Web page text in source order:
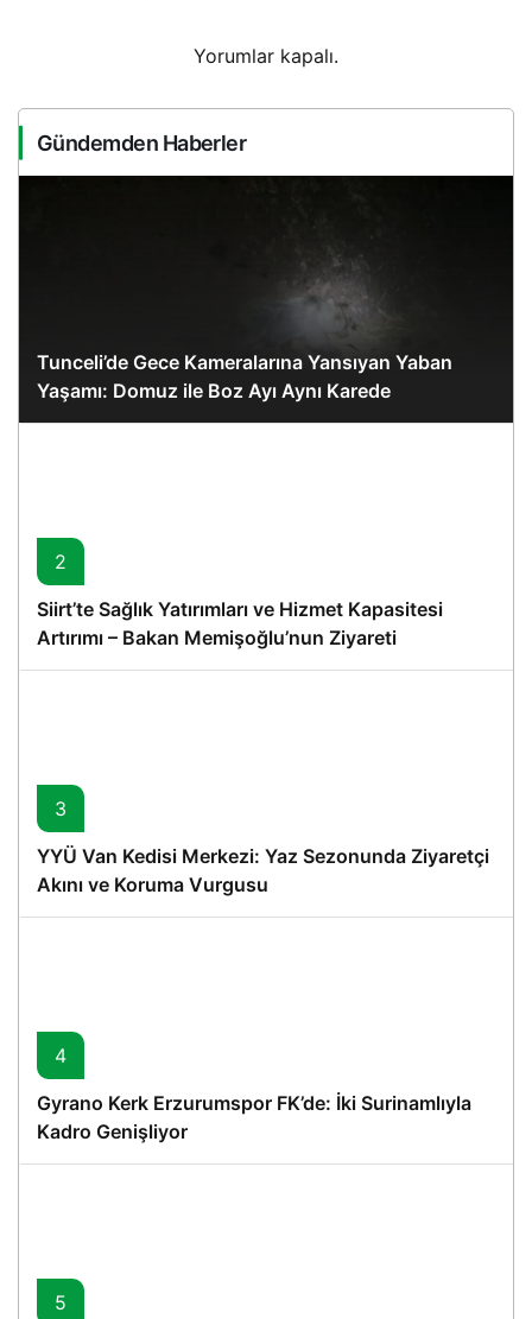
Yorumlar kapalı.
Gündemden Haberler
Tunceli’de Gece Kameralarına Yansıyan Yaban
Yaşamı: Domuz ile Boz Ayı Aynı Karede
2
Siirt’te Sağlık Yatırımları ve Hizmet Kapasitesi
Artırımı – Bakan Memişoğlu’nun Ziyareti
3
YYÜ Van Kedisi Merkezi: Yaz Sezonunda Ziyaretçi
Akını ve Koruma Vurgusu
4
Gyrano Kerk Erzurumspor FK’de: İki Surinamlıyla
Kadro Genişliyor
5